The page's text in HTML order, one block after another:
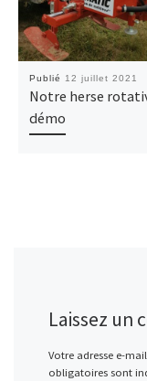
Publié 12 juillet 2021
Notre herse
démo
Laissez un
Votre adresse e-
obligatoires sont